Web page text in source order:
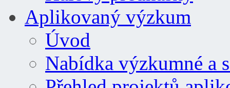
Aplikovaný výzkum
Úvod
Nabídka výzkumné a